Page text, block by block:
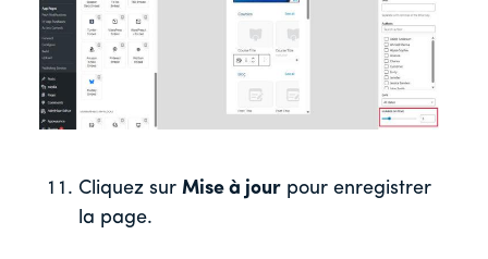
Cliquez sur Mise à jour pour enregistrer
la page.